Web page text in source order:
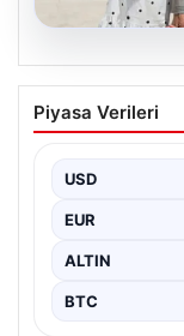
08.08.2026
34 Yıl
Yaşayan
Uzun yıllardır
Piyasa Verileri
USD
EUR
ALTIN
BTC